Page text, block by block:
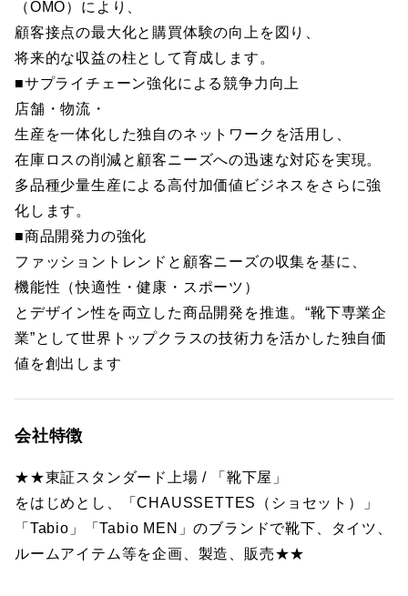
（OMO）により、
顧客接点の最大化と購買体験の向上を図り、
将来的な収益の柱として育成します。
■サプライチェーン強化による競争力向上
店舗・物流・
生産を一体化した独自のネットワークを活用し、
在庫ロスの削減と顧客ニーズへの迅速な対応を実現。
多品種少量生産による高付加価値ビジネスをさらに強
化します。
■商品開発力の強化
ファッショントレンドと顧客ニーズの収集を基に、
機能性（快適性・健康・スポーツ）
とデザイン性を両立した商品開発を推進。“靴下専業企
業”として世界トップクラスの技術力を活かした独自価
値を創出します
会社特徴
★★東証スタンダード上場 / 「靴下屋」
をはじめとし、「CHAUSSETTES（ショセット）」
「Tabio」「Tabio MEN」のブランドで靴下、タイツ、
ルームアイテム等を企画、製造、販売★★